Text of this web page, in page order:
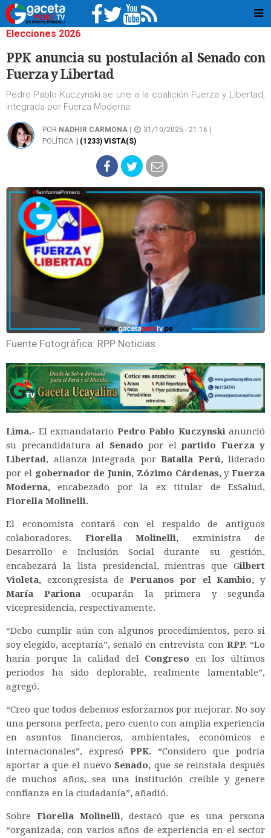
Elecciones 2026
PPK anuncia su postulación al Senado con
Fuerza y Libertad
Pedro Pablo Kuczynski se une a la coalición Fuerza y Libertad,
integrada por Fuerza Moderna
POR NADHIR CARMONA
31/10/2025 - 21:16 |
POLÍTICA
| (1233) VISTA(S)
Fuente Fotográfica: RPP Noticias
Lima.- El exmandatario Pedro Pablo Kuczynskianunció
su precandidatura al Senado por el partido Fuerza y
Libertad, alianza integrada por Batalla Perú,liderado
por el gobernador de Junín, Zózimo Cárdenas,y Fuerza
Moderna, encabezado por la ex titular de EsSalud,
Fiorella Molinelli.
El economista contará con el respaldo de antiguos
colaboradores. Fiorella Molinelli, exministra de
Desarrollo e Inclusión Social durante su gestión,
encabezará la lista presidencial, mientras que Gilbert
Violeta, excongresista dePeruanos por el Kambio, y
María Pariona ocuparán la primera y segunda
vicepresidencia, respectivamente.
“Debo cumplir aún con algunos procedimientos, pero si
soy elegido, aceptaría”, señaló en entrevista con RPP.“Lo
haría porque la calidad delCongreso en los últimos
periodos ha sido deplorable, realmente lamentable”,
agregó.
“Creo que todos debemos esforzarnos por mejorar. No soy
una persona perfecta, pero cuento con amplia experiencia
en asuntos financieros, ambientales, económicos e
internacionales”, expresó PPK. “Considero que podría
aportar a que el nuevoSenado, que se reinstala después
de muchos años, sea una institución creíble y genere
confianza en la ciudadanía”, añadió.
Sobre Fiorella Molinelli, destacó que es una persona
“organizada, con varios años de experiencia en el sector